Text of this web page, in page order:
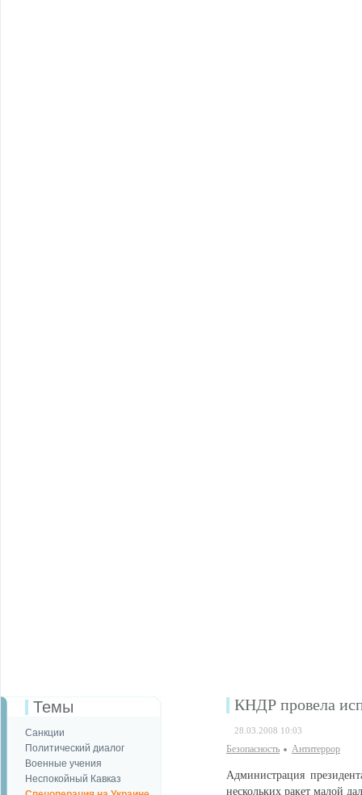
Темы
Санкции
Политический диалог
Военные учения
Неспокойный Кавказ
КНДР провела
28.03.2008 10:03
Безопаcность Антитеррор
Администрация
нескольких ракет малой